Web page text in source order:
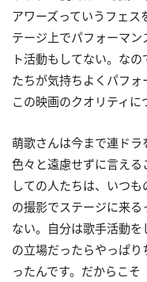
アワーズっていうフェス
テージ上でパフォーマ
ト活動もしてない。な
たちが気持ちよくパフォ
この映画のクオリティに
萌歌さんは今まで連ドラ
色々と遠慮せずに言える
しての人たちは、いつ
の撮影でステージに来
ない。自分は歌手活動
の立場だったらやっぱ
ったんです。だからこ